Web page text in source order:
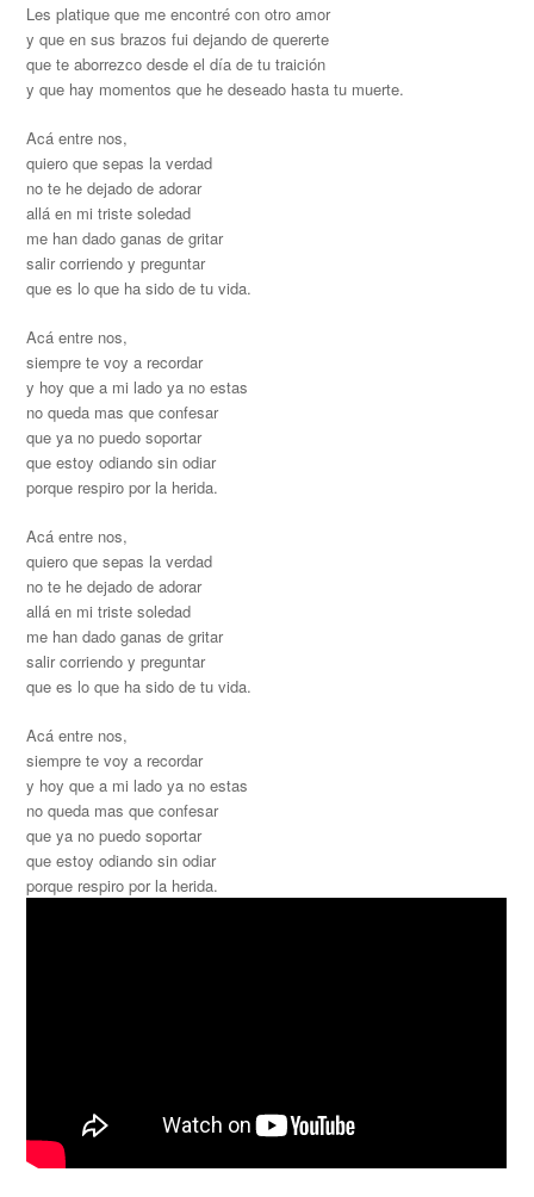
Les platique que me encontré con otro amor
y que en sus brazos fui dejando de quererte
que te aborrezco desde el día de tu traición
y que hay momentos que he deseado hasta tu muerte.
Acá entre nos,
quiero que sepas la verdad
no te he dejado de adorar
allá en mi triste soledad
me han dado ganas de gritar
salir corriendo y preguntar
que es lo que ha sido de tu vida.
Acá entre nos,
siempre te voy a recordar
y hoy que a mi lado ya no estas
no queda mas que confesar
que ya no puedo soportar
que estoy odiando sin odiar
porque respiro por la herida.
Acá entre nos,
quiero que sepas la verdad
no te he dejado de adorar
allá en mi triste soledad
me han dado ganas de gritar
salir corriendo y preguntar
que es lo que ha sido de tu vida.
Acá entre nos,
siempre te voy a recordar
y hoy que a mi lado ya no estas
no queda mas que confesar
que ya no puedo soportar
que estoy odiando sin odiar
porque respiro por la herida.